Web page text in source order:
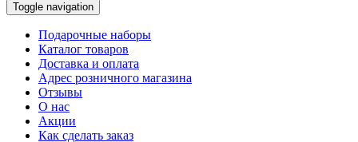
Toggle navigation
Подарочные наборы
Каталог товаров
Доставка и оплата
Адрес розничного магазина
Отзывы
О нас
Акции
Как сделать заказ